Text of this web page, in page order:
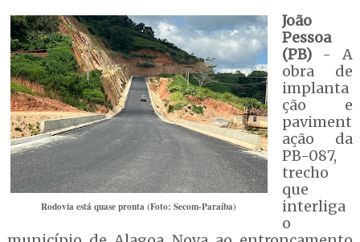
Rodovia está quase pronta (Foto: Secom-Paraíba)
João
Pessoa
(PB)- A
obra de
implanta
ção e
paviment
ação da
PB-087,
trecho
que
interliga
o